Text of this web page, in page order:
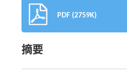
PDF (2759K)
摘要